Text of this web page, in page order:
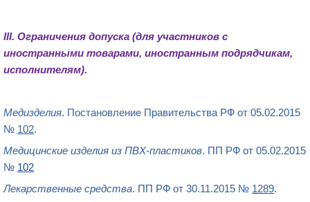
III. Ограничения допуска (для участников с
иностранными товарами, иностранным подрядчикам,
исполнителям).
Медизделия. Постановление Правительства РФ от 05.02.2015
№ 102.
Медицинские изделия из ПВХ-пластиков. ПП РФ от 05.02.2015
№ 102
Лекарственные средства. ПП РФ от 30.11.2015 № 1289.